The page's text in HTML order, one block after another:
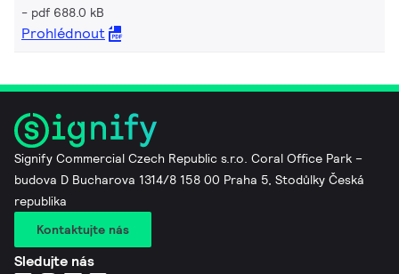
pdf 688.0 kB
Prohlédnout
Signify Commercial Czech Republic s.r.o. Coral Office Park –
budova D Bucharova 1314/8 158 00 Praha 5, Stodůlky Česká
republika
Kontaktujte nás
Sledujte nás